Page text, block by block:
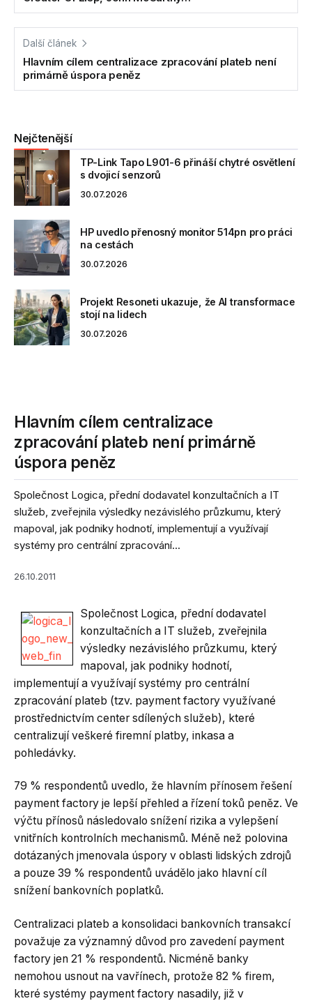
Další článek
Hlavním cílem centralizace zpracování plateb není
primárně úspora peněz
Nejčtenější
TP-Link Tapo L901-6 přináší chytré osvětlení
s dvojicí senzorů
30.07.2026
HP uvedlo přenosný monitor 514pn pro práci
na cestách
30.07.2026
Projekt Resoneti ukazuje, že AI transformace
stojí na lidech
30.07.2026
Hlavním cílem centralizace
zpracování plateb není primárně
úspora peněz
Společnost Logica, přední dodavatel konzultačních a IT
služeb, zveřejnila výsledky nezávislého průzkumu, který
mapoval, jak podniky hodnotí, implementují a využívají
systémy pro centrální zpracování...
26.10.2011
Společnost Logica, přední dodavatel
konzultačních a IT služeb, zveřejnila
výsledky nezávislého průzkumu, který
mapoval, jak podniky hodnotí,
implementují a využívají systémy pro centrální
zpracování plateb (tzv. payment factory využívané
prostřednictvím center sdílených služeb), které
centralizují veškeré firemní platby, inkasa a
pohledávky.
79 % respondentů uvedlo, že hlavním přínosem řešení
payment factory je lepší přehled a řízení toků peněz. Ve
výčtu přínosů následovalo snížení rizika a vylepšení
vnitřních kontrolních mechanismů. Méně než polovina
dotázaných jmenovala úspory v oblasti lidských zdrojů
a pouze 39 % respondentů uvádělo jako hlavní cíl
snížení bankovních poplatků.
Centralizaci plateb a konsolidaci bankovních transakcí
považuje za významný důvod pro zavedení payment
factory jen 21 % respondentů. Nicméně banky
nemohou usnout na vavřínech, protože 82 % firem,
které systémy payment factory nasadily, již v